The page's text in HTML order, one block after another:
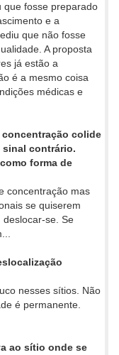
que fosse preparado
e a
que não fosse
A proposta
já estão a
é a mesmo coisa
médicas e
concentração colide
contrário.
forma de
concentração mas
se quiserem
deslocar-se. Se
nesses sítios. Não
é permanente.
ao sítio onde se